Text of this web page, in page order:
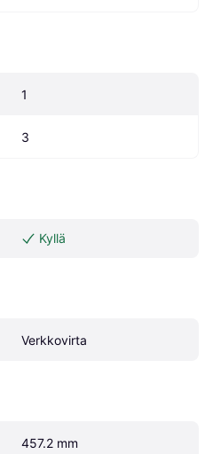
1
3
Kyllä
Verkkovirta
457.2 mm